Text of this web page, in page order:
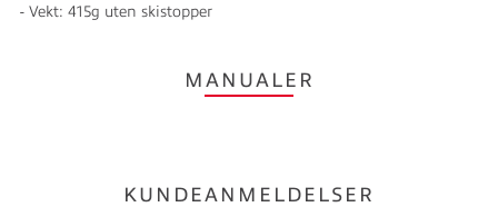
- Vekt: 415g uten skistopper
MANUALER
KUNDEANMELDELSER